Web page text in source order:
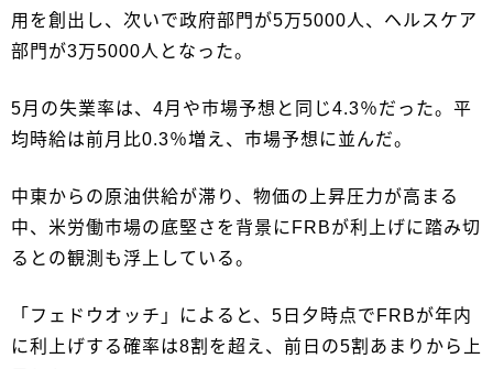
用を創出し、次いで政府部門が5万5000人、ヘルスケア
部門が3万5000人となった。
5月の失業率は、4月や市場予想と同じ4.3％だった。平
均時給は前月比0.3％増え、市場予想に並んだ。
中東からの原油供給が滞り、物価の上昇圧力が高まる
中、米労働市場の底堅さを背景にFRBが利上げに踏み切
るとの観測も浮上している。
「フェドウオッチ」によると、5日夕時点でFRBが年内
に利上げする確率は8割を超え、前日の5割あまりから上